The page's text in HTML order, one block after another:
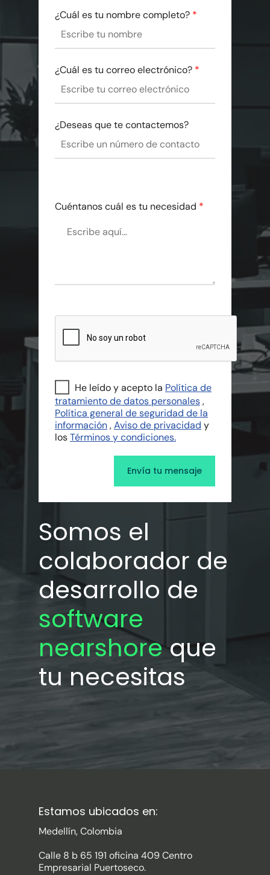
¿Cuál es tu nombre completo? *
¿Cuál es tu correo electrónico? *
¿Deseas que te contactemos?
Cuéntanos cuál es tu necesidad *
He leído y acepto la Política de
tratamiento de datos personales,
Política general de seguridad de la
información,Aviso de privacidad y
losTérminos y condiciones.
Somos el
colaborador de
desarrollo de
software
nearshoreque
tu necesitas
Estamos ubicados en:
Medellín, Colombia
Calle 8 b 65 191 oficina 409 Centro
Empresarial Puertoseco.